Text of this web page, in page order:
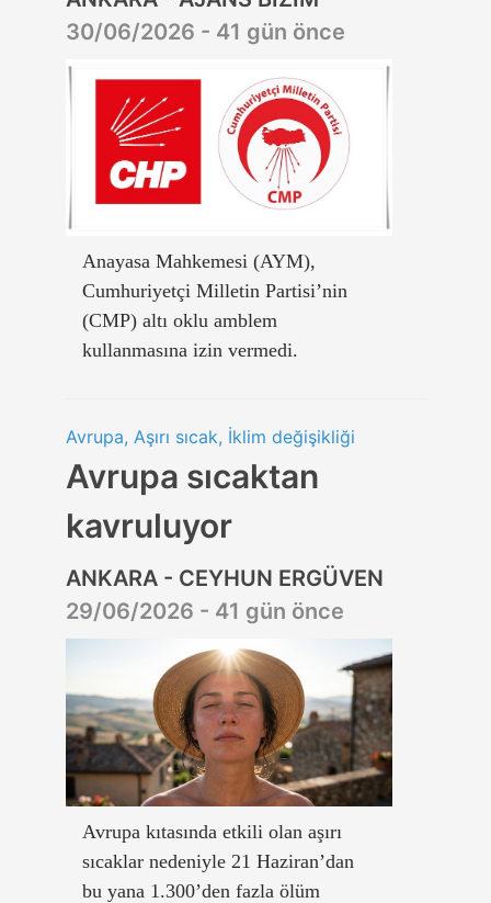
30/06/2026 - 41 gün önce
Anayasa Mahkemesi (AYM),
Cumhuriyetçi Milletin Partisi’nin
(CMP) altı oklu amblem
kullanmasına izin vermedi.
Avrupa, Aşırı sıcak, İklim değişikliği
Avrupa sıcaktan
kavruluyor
ANKARA - CEYHUN ERGÜVEN
29/06/2026 - 41 gün önce
Avrupa kıtasında etkili olan aşırı
sıcaklar nedeniyle 21 Haziran’dan
bu yana 1.300’den fazla ölüm